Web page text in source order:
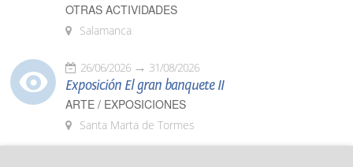
OTRAS ACTIVIDADES
Salamanca
26/06/2026 31/08/2026
Exposición El gran banquete II
ARTE / EXPOSICIONES
Santa Marta de Tormes